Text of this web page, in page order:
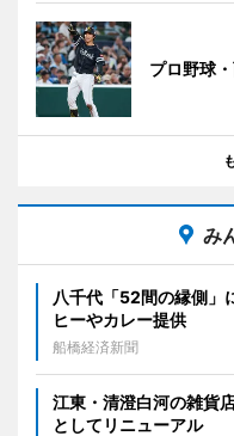
プロ野球
み
八千代「52間の縁側
ヒーやカレー提供
船橋経済新聞
江東・清澄白河の雑貨
としてリニューアル